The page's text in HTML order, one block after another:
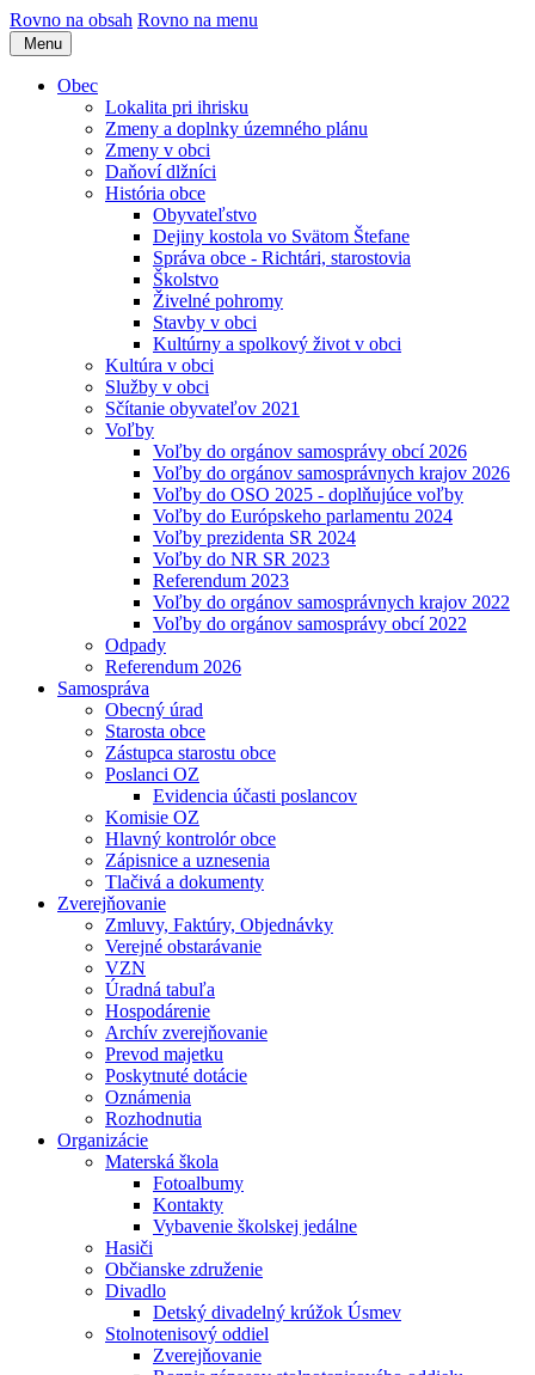
Rovno na obsah Rovno na menu
Menu
Obec
Lokalita pri ihrisku
Zmeny a doplnky územného plánu
Zmeny v obci
Daňoví dlžníci
História obce
Obyvateľstvo
Dejiny kostola vo Svätom Štefane
Správa obce - Richtári, starostovia
Školstvo
Živelné pohromy
Stavby v obci
Kultúrny a spolkový život v obci
Kultúra v obci
Služby v obci
Sčítanie obyvateľov 2021
Voľby
Voľby do orgánov samosprávy obcí 2026
Voľby do orgánov samosprávnych krajov 2026
Voľby do OSO 2025 - doplňujúce voľby
Voľby do Európskeho parlamentu 2024
Voľby prezidenta SR 2024
Voľby do NR SR 2023
Referendum 2023
Voľby do orgánov samosprávnych krajov 2022
Voľby do orgánov samosprávy obcí 2022
Odpady
Referendum 2026
Samospráva
Obecný úrad
Starosta obce
Zástupca starostu obce
Poslanci OZ
Evidencia účasti poslancov
Komisie OZ
Hlavný kontrolór obce
Zápisnice a uznesenia
Tlačivá a dokumenty
Zverejňovanie
Zmluvy, Faktúry, Objednávky
Verejné obstarávanie
VZN
Úradná tabuľa
Hospodárenie
Archív zverejňovanie
Prevod majetku
Poskytnuté dotácie
Oznámenia
Rozhodnutia
Organizácie
Materská škola
Fotoalbumy
Kontakty
Vybavenie školskej jedálne
Hasiči
Občianske združenie
Divadlo
Detský divadelný krúžok Úsmev
Stolnotenisový oddiel
Zverejňovanie